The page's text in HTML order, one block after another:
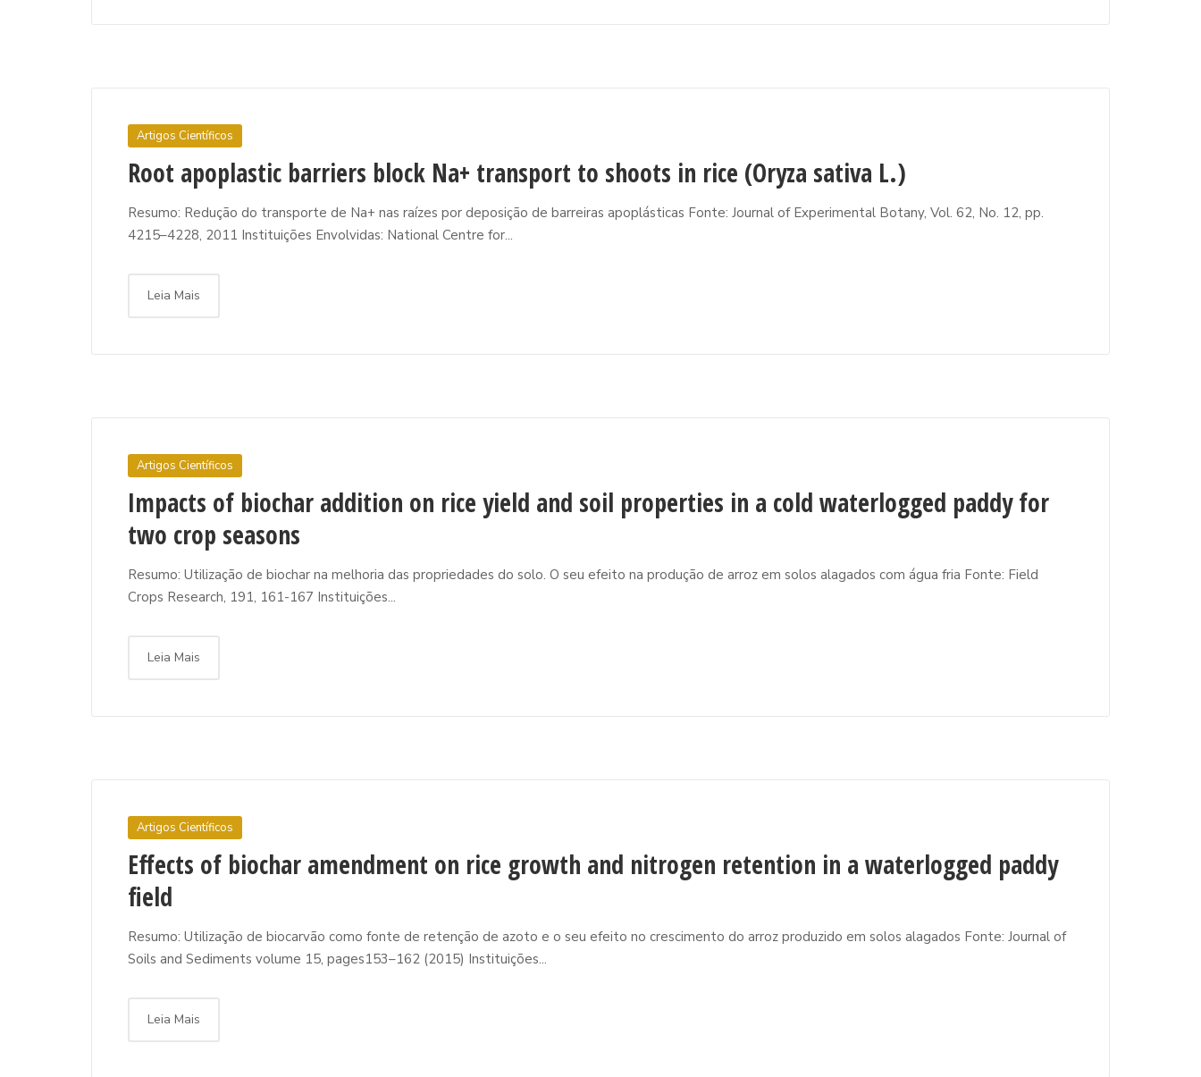
Artigos Científicos
Root apoplastic barriers block Na+ transport to shoots in rice (Oryza sativa L.)
Resumo: Redução do transporte de Na+ nas raízes por deposição de barreiras apoplásticas Fonte: Journal of Experimental Botany, Vol. 62, No. 12, pp.
4215–4228, 2011 Instituições Envolvidas: National Centre for...
Leia Mais
Artigos Científicos
Impacts of biochar addition on rice yield and soil properties in a cold waterlogged paddy for
two crop seasons
Resumo: Utilização de biochar na melhoria das propriedades do solo. O seu efeito na produção de arroz em solos alagados com água fria Fonte: Field
Crops Research, 191, 161-167 Instituições...
Leia Mais
Artigos Científicos
Effects of biochar amendment on rice growth and nitrogen retention in a waterlogged paddy
field
Resumo: Utilização de biocarvão como fonte de retenção de azoto e o seu efeito no crescimento do arroz produzido em solos alagados Fonte: Journal of
Soils and Sediments volume 15, pages153–162 (2015) Instituições...
Leia Mais